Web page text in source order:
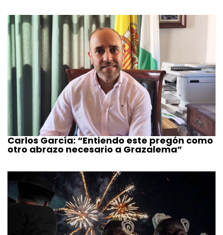
Carlos García: “Entiendo este pregón como
otro abrazo necesario a Grazalema”